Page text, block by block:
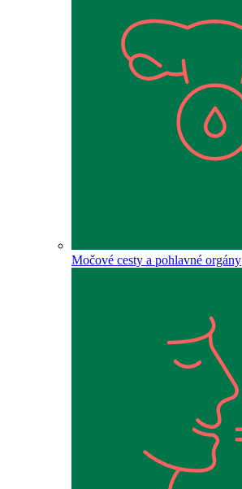
Močové cesty a pohlavné orgány